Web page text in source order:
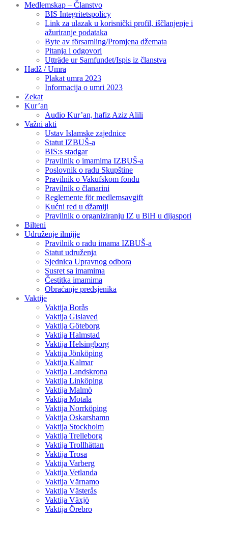
Medlemskap – Članstvo
BIS Integritetspolicy
Link za ulazak u korisnički profil, iščlanjenje i
ažuriranje podataka
Byte av församling/Promjena džemata
Pitanja i odgovori
Utträde ur Samfundet/Ispis iz članstva
Hadž / Umra
Plakat umra 2023
Informacija o umri 2023
Zekat
Kur’an
Audio Kur’an, hafiz Aziz Alili
Važni akti
Ustav Islamske zajednice
Statut IZBUŠ-a
BIS:s stadgar
Pravilnik o imamima IZBUŠ-a
Poslovnik o radu Skupštine
Pravilnik o Vakufskom fondu
Pravilnik o članarini
Reglemente för medlemsavgift
Kućni red u džamiji
Pravilnik o organiziranju IZ u BiH u dijaspori
Bilteni
Udruženje ilmijje
Pravilnik o radu imama IZBUŠ-a
Statut udruženja
Sjednica Upravnog odbora
Susret sa imamima
Čestitka imamima
Obraćanje predsjenika
Vaktije
Vaktija Borås
Vaktija Gislaved
Vaktija Göteborg
Vaktija Halmstad
Vaktija Helsingborg
Vaktija Jönköping
Vaktija Kalmar
Vaktija Landskrona
Vaktija Linköping
Vaktija Malmö
Vaktija Motala
Vaktija Norrköping
Vaktija Oskarshamn
Vaktija Stockholm
Vaktija Trelleborg
Vaktija Trollhättan
Vaktija Trosa
Vaktija Varberg
Vaktija Vetlanda
Vaktija Värnamo
Vaktija Västerås
Vaktija Växjö
Vaktija Örebro